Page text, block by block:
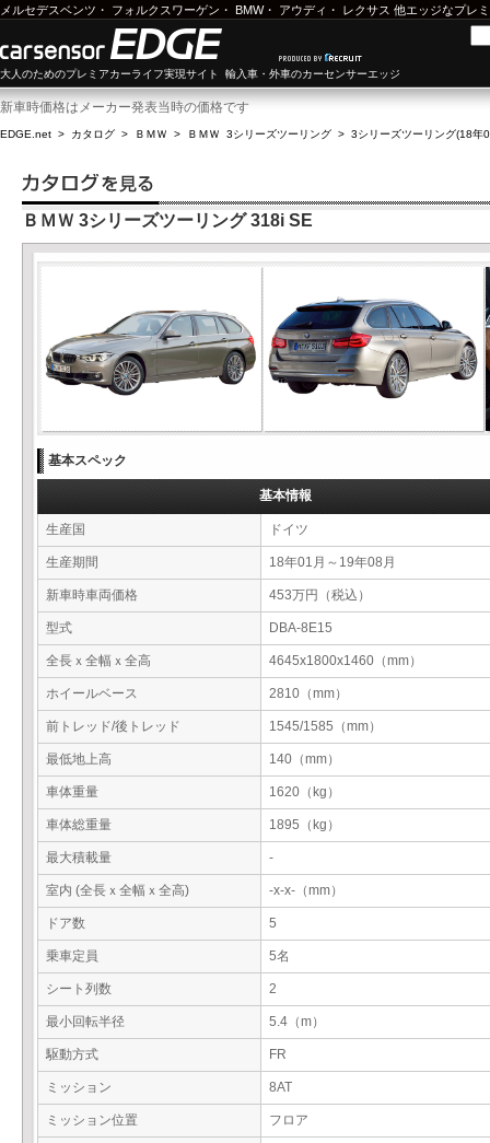
メルセデスベンツ ・ フォルクスワーゲン ・ BMW・ アウディ ・ レクサス 他エッジなプレ
大人のためのプレミアカーライフ実現サイト 輸入車・外車のカーセンサーエッジ
新車時価格はメーカー発表当時の価格です
EDGE.net > カタログ > ＢＭＷ > ＢＭＷ 3シリーズツーリング > 3シリーズツーリング(18年
ＢＭＷ 3シリーズツーリング 318i SE
基本スペック
基本情報
生産国 ドイツ
生産期間 18年01月～19年08月
新車時車両価格 453万円（税込）
型式 DBA-8E15
全長ｘ全幅ｘ全高 4645x1800x1460（mm）
ホイールベース 2810（mm）
前トレッド/後トレッド 1545/1585（mm）
最低地上高 140（mm）
車体重量 1620（kg）
車体総重量 1895（kg）
最大積載量 -
室内 (全長ｘ全幅ｘ全高) -x-x-（mm）
ドア数 5
乗車定員 5名
シート列数 2
最小回転半径 5.4（m）
駆動方式 FR
ミッション 8AT
ミッション位置 フロア